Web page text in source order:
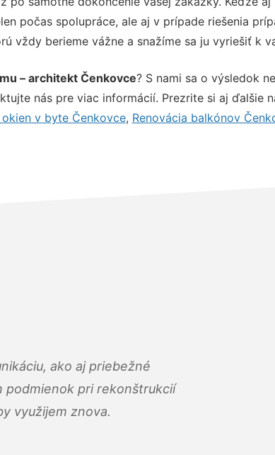
počas spolupráce, ale aj v prípade riešenia
vždy berieme vážne a snažíme sa ju vyriešiť k
– architekt Čenkovce? S nami sa o výsledok
nás pre viac informácií. Prezrite si aj ďalšie
okien v byte Čenkovce, Renovácia balkónov
ako aj priebežné
pri rekonštrukcií
využijem znova.